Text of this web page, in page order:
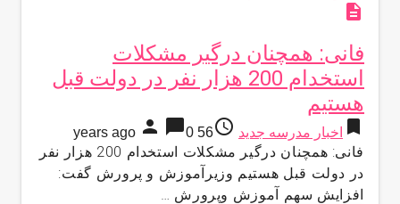
description
فانی: همچنان درگیر مشکلات
استخدام 200 هزار نفر در دولت قبل
هستیم
bookmark اخبار مدرسه جدید access_time
56 years ago
person chat_bubble0
فانی: همچنان درگیر مشکلات استخدام 200 هزار نفر
در دولت قبل هستیم وزیرآموزش و پرورش گفت:
افزایش سهم آموزش وپرورش …